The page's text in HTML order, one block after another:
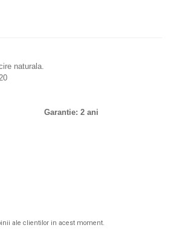
naturala.
Garantie: 2 ani
ale clientilor in acest moment.